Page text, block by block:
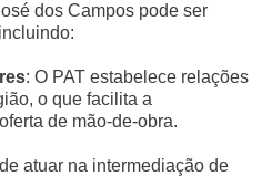
dos Campos pode ser
: O PAT estabelece relações
o que facilita a
de mão-de-obra.
atuar na intermediação de